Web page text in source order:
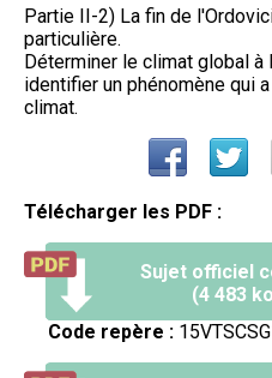
Partie II-2) La fin de
particulière.
Déterminer le climat global
identifier un phénomène qui
climat.
Télécharger les PDF :
Sujet officiel
(4 483
Code repère :